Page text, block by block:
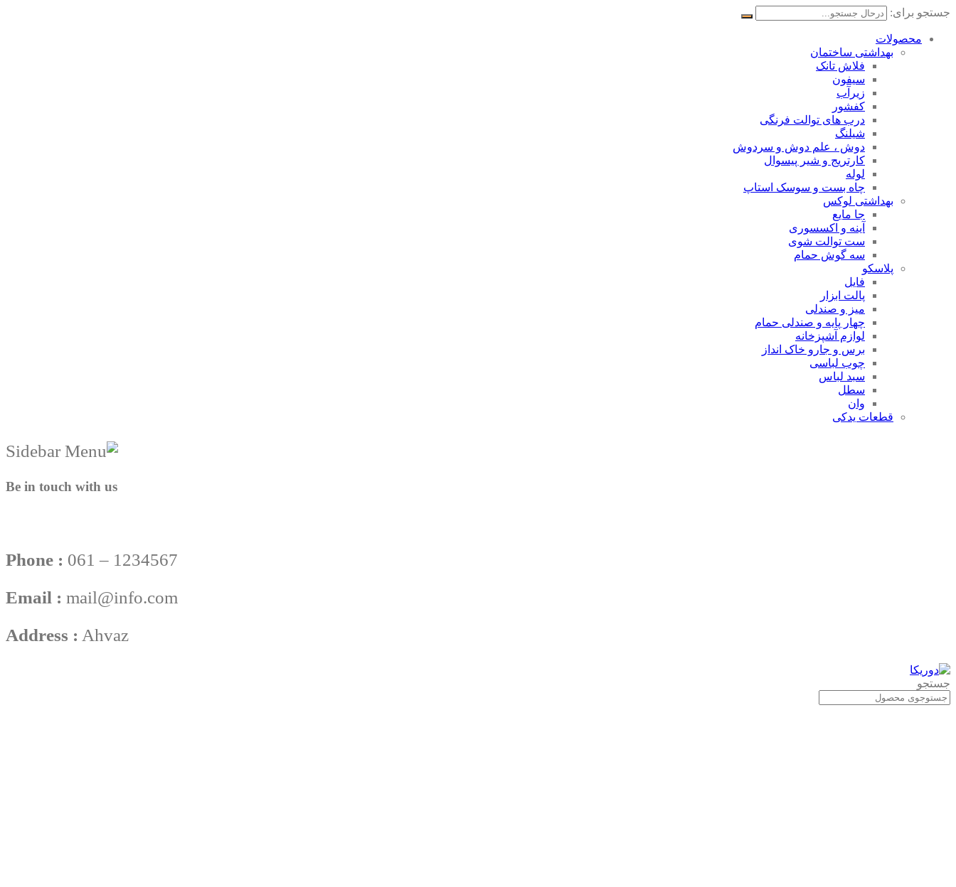
جستجو برای:
محصولات
بهداشتی ساختمان
فلاش تانک
سیفون
زیرآب
کفشور
درب های توالت فرنگی
شیلنگ
دوش ، علم دوش و سردوش
کارتریج و شیر پیسوال
لوله
چاه بست و سوسک استاپ
بهداشتی لوکس
جا مایع
آینه و اکسسوری
ست توالت شوی
سه گوش حمام
پلاسکو
فایل
پالت ابزار
میز و صندلی
چهار پایه و صندلی حمام
لوازم آشپزخانه
برس و جارو خاک انداز
چوب لباسی
سبد لباس
سطل
وان
قطعات یدکی
Be in touch with us
Phone : 061 – 1234567
Email : mail@info.com
Address : Ahvaz
جستجو